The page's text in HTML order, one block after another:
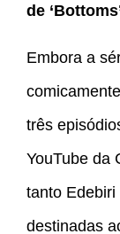
de
Embora a
três
YouTube da
tanto
destinadas